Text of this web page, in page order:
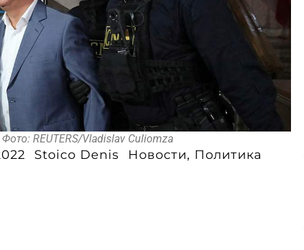
Фото: REUTERS/Vladislav Culiomza
Stoico Denis Новости, Политика